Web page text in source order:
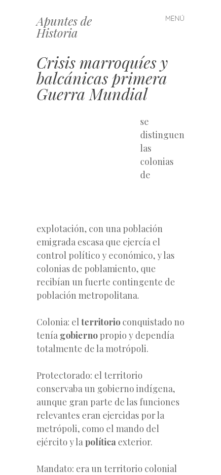
Apuntes de
Historia
MENÚ
Saltar
al
Crisis marroquíes y
balcánicas primera
Guerra Mundial
se
distinguen
las
colonias
de
explotación, con una población
emigrada escasa que ejercía el
control político y económico, y las
colonias de poblamiento, que
recibían un fuerte contingente de
población metropolitana.
Colonia: elterritorio conquistado no
tenía gobierno propio y dependía
totalmente de la motrópoli.
Protectorado: el territorio
conservaba un gobierno indígena,
aunque gran parte de las funciones
relevantes eran ejercidas por la
metrópoli, como el mando del
ejército y la política exterior.
Mandato: era un territorio colonial